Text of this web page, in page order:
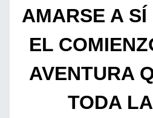
AMARSE A SÍ
EL
AVENTURA
TODA